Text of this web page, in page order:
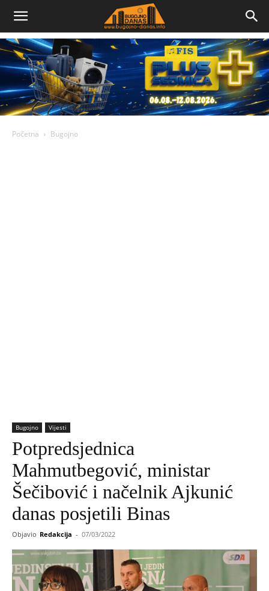
Bugojno
Danas
Početna Bugojno
Bugojno Vijesti
Potpredsjednica
Mahmutbegović, ministar
Šečibović i načelnik Ajkunić
danas posjetili Binas
Objavio Redakcija - 07/03/2022